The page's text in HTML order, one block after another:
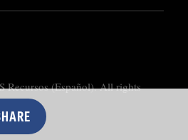
Recursos (Español). All rights